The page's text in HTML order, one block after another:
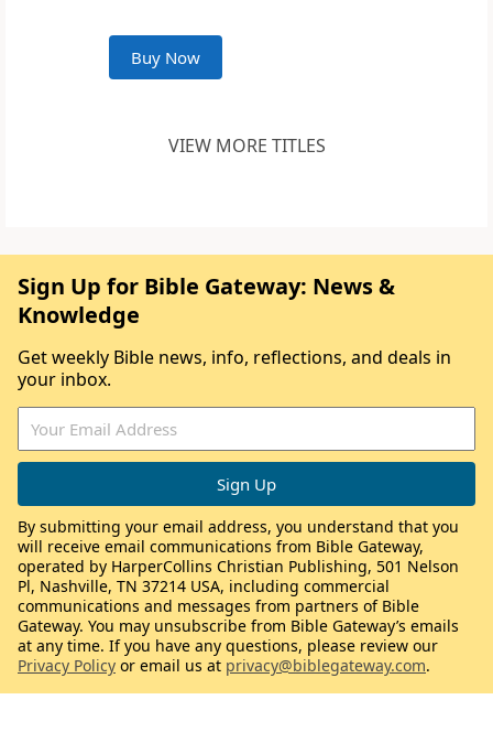
Buy Now
VIEW MORE TITLES
Sign Up for Bible Gateway: News &
Knowledge
Get weekly Bible news, info, reflections, and deals in
your inbox.
By submitting your email address, you understand that you
will receive email communications from Bible Gateway,
operated by HarperCollins Christian Publishing, 501 Nelson
Pl, Nashville, TN 37214 USA, including commercial
communications and messages from partners of Bible
Gateway. You may unsubscribe from Bible Gateway’s emails
at any time. If you have any questions, please review our
Privacy Policy or email us at privacy@biblegateway.com.